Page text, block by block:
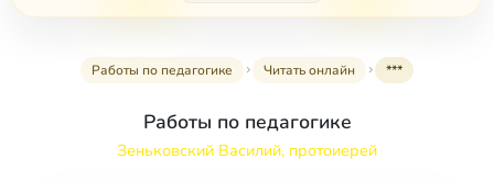
Работы по педагогике Читать онлайн ***
Работы по педагогике
Зеньковский Василий, протоиерей